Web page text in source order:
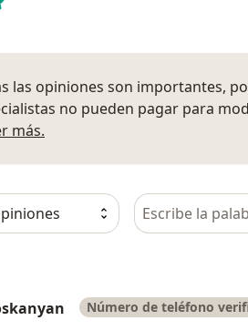
las opiniones son importantes,
no pueden pagar para
más.
Busca en
Número de teléfono